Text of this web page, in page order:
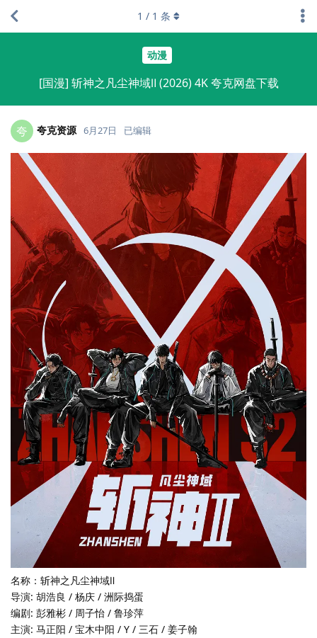
动漫
[国漫] 斩神之凡尘神域Ⅱ (2026) 4K 夸克网盘下载
1 / 1 条
夸 夸克资源 6月27日 已编辑
名称：斩神之凡尘神域Ⅱ
导演: 胡浩良 / 杨庆 / 洲际捣蛋
编剧: 彭雅彬 / 周子怡 / 鲁珍萍
主演: 马正阳 / 宝木中阳 / Y / 三石 / 姜子翰